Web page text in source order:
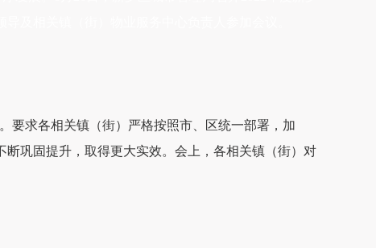
要求各相关镇（街）严格按照市、区统一部署，加
巩固提升，取得更大实效。会上，各相关镇（街）对